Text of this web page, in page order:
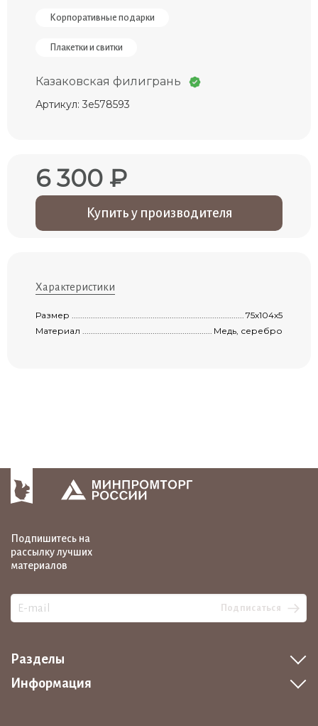
Корпоративные подарки
Плакетки и свитки
Казаковская филигрань
Артикул: 3e578593
6 300 ₽
Купить у производителя
Характеристики
Размер
75х104х5
Материал
Медь, серебро
Подпишитесь на
рассылку лучших
материалов
Подписаться
Разделы
Информация